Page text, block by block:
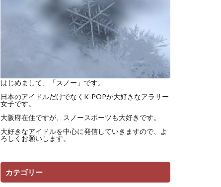
はじめまして、「スノー」です。
日本のアイドルだけでなくK-POPが大好きなアラサー
女子です。
大阪府在住ですが、スノースポーツも大好きです。
大好きなアイドルを中心に発信していきますので、よ
ろしくお願いします。
カテゴリー